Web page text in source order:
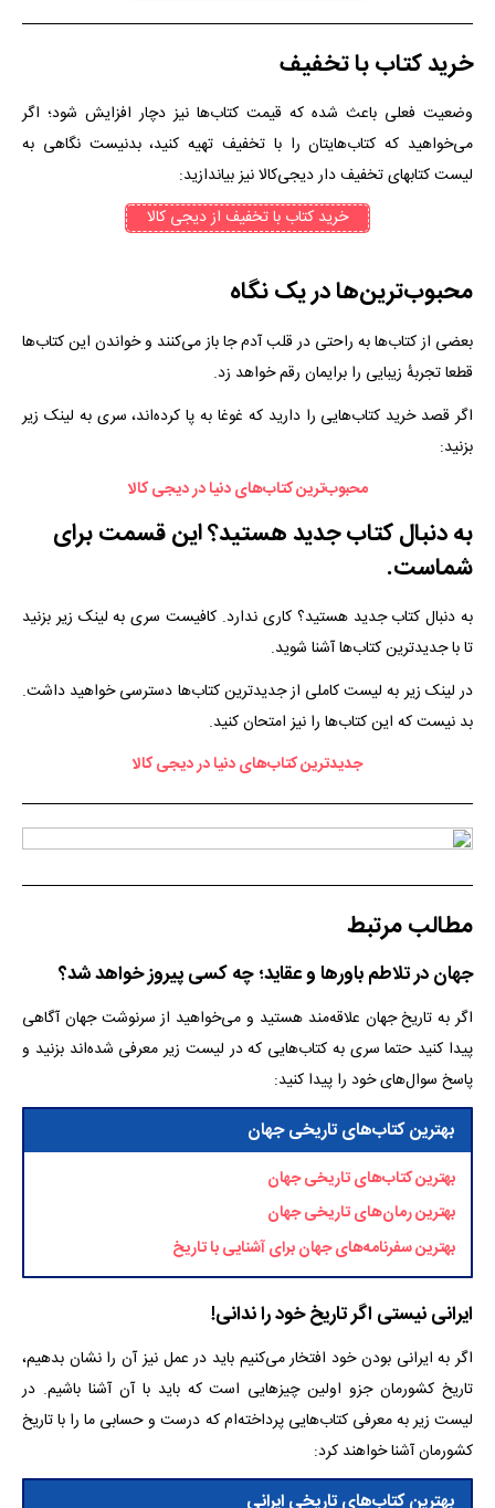
خرید کتاب با تخفیف
وضعیت فعلی باعث شده که قیمت کتاب‌ها نیز دچار افزایش شود؛ اگر
می‌خواهید که کتاب‌هایتان را با تخفیف تهیه کنید، بدنیست نگاهی به
لیست کتابهای تخفیف دار دیجی‌کالا نیز بیاندازید:
خرید کتاب با تخفیف از دیجی کالا
محبوب‌ترین‌ها در یک نگاه
بعضی از کتاب‌ها به راحتی در قلب آدم جا باز می‌کنند و خواندن این کتاب‌ها
قطعا تجربهٔ زیبایی را برایمان رقم خواهد زد.
اگر قصد خرید کتاب‌هایی را دارید که غوغا به پا کرده‌اند، سری به لینک زیر
بزنید:
محبوب‌ترین کتاب‌های دنیا در دیجی کالا
به دنبال کتاب جدید هستید؟ این قسمت برای
شماست.
به دنبال کتاب جدید هستید؟ کاری ندارد. کافیست سری به لینک زیر بزنید
تا با جدیدترین کتاب‌ها آشنا شوید.
در لینک زیر به لیست کاملی از جدیدترین کتاب‌ها دسترسی خواهید داشت.
بد نیست که این کتاب‌ها را نیز امتحان کنید.
جدیدترین کتاب‌های دنیا در دیجی کالا
مطالب مرتبط
جهان در تلاطم باورها و عقاید؛ چه کسی پیروز خواهد شد؟
اگر به تاریخ جهان علاقه‌مند هستید و می‌خواهید از سرنوشت جهان آگاهی
پیدا کنید حتما سری به کتاب‌هایی که در لیست زیر معرفی شده‌اند بزنید و
پاسخ سوال‌های خود را پیدا کنید:
بهترین کتاب‌های تاریخی جهان
بهترین کتاب‌های تاریخی جهان
بهترین رمان‌های تاریخی جهان
بهترین سفرنامه‌های جهان برای آشنایی با تاریخ
ایرانی نیستی اگر تاریخ خود را ندانی!
اگر به ایرانی بودن خود افتخار می‌کنیم باید در عمل نیز آن را نشان بدهیم،
تاریخ کشورمان جزو اولین چیزهایی است که باید با آن آشنا باشیم. در
لیست زیر به معرفی کتاب‌هایی پرداخته‌ام که درست و حسابی ما را با تاریخ
کشورمان آشنا خواهند کرد:
بهترین کتاب‌های تاریخی ایرانی